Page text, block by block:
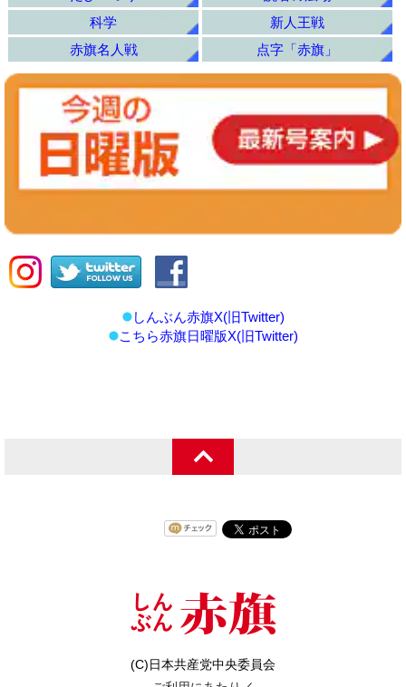
科学
新人王戦
赤旗名人戦
点字「赤旗」
しんぶん赤旗X(旧Twitter)
こちら赤旗日曜版X(旧Twitter)
(C)日本共産党中央委員会